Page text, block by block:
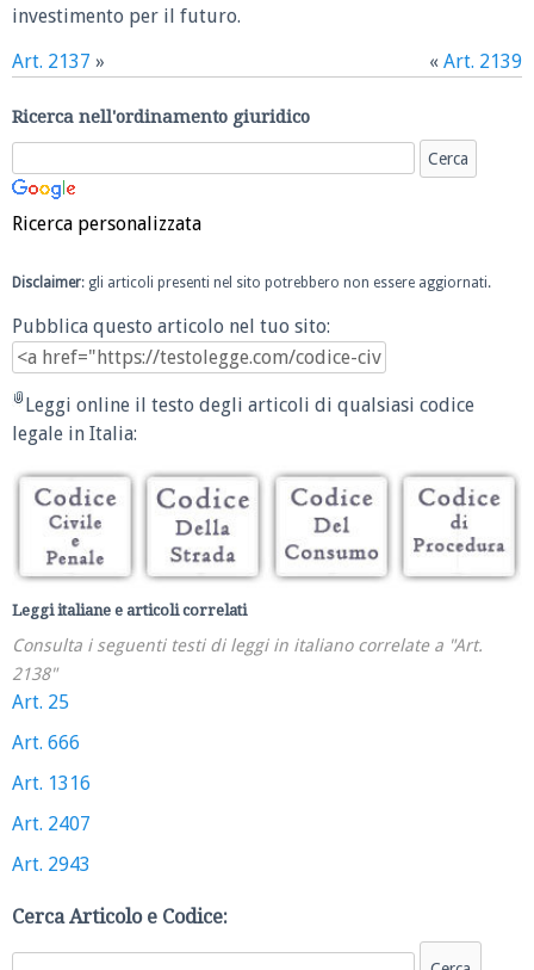
investimento per il futuro.
Art. 2137 » « Art. 2139
Ricerca nell'ordinamento giuridico
Ricerca personalizzata
Disclaimer: gli articoli presenti nel sito potrebbero non essere aggiornati.
Pubblica questo articolo nel tuo sito:
Leggi online il testo degli articoli di qualsiasi codice
legale in Italia:
Leggi italiane e articoli correlati
Consulta i seguenti testi di leggi in italiano correlate a "Art.
2138"
Art. 25
Art. 666
Art. 1316
Art. 2407
Art. 2943
Cerca Articolo e Codice: